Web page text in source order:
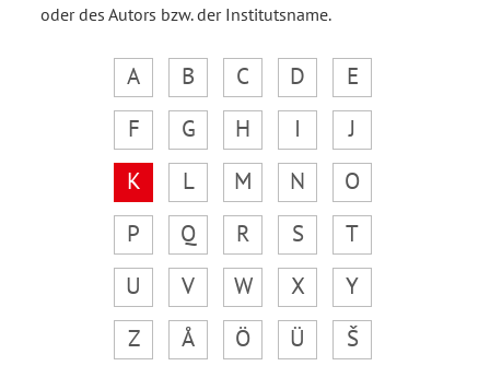
oder des Autors bzw. der Institutsname.
A B C D
E
F
G H I
J
K
L M N
O
P
Q R S
T
U
V W X
Y
Z
Å Ö Ü Š